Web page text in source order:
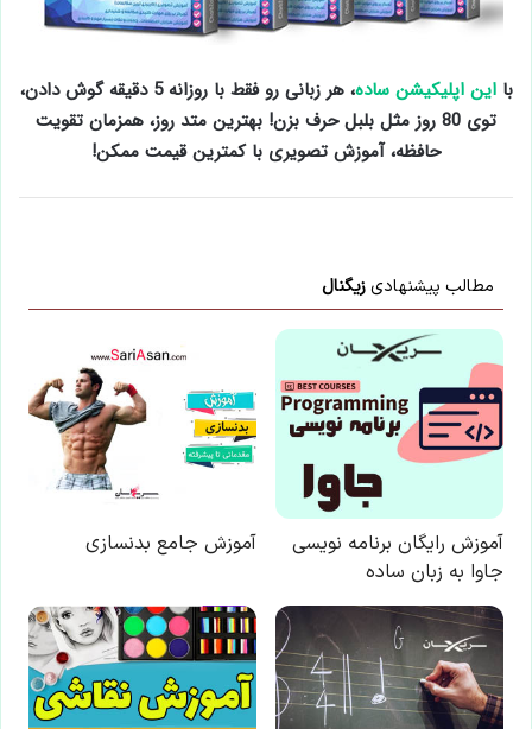
بااین اپلیکیشن ساده
، هر زبانی رو فقط با روزانه 5 دقیقه گوش دادن،
توی 80 روز مثل بلبل حرف بزن! بهترین متد روز، همزمان تقویت
حافظه، آموزش تصویری با کمترین قیمت ممکن!